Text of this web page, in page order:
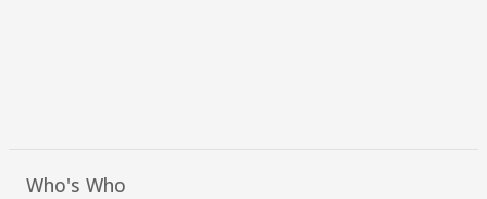
Who's Who